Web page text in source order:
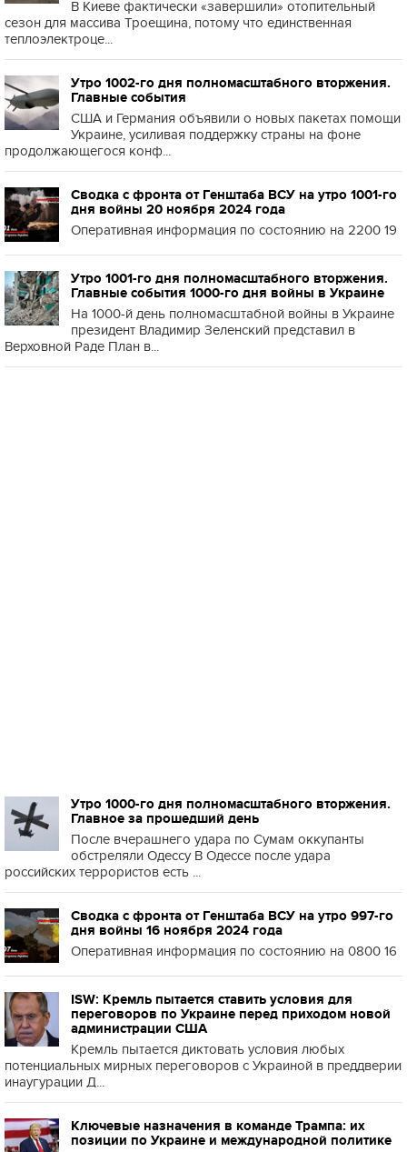
В Киеве фактически «завершили» отопительный
сезон для массива Троещина, потому что единственная
теплоэлектроце...
Утро 1002-го дня полномасштабного вторжения.
Главные события
США и Германия объявили о новых пакетах помощи
Украине, усиливая поддержку страны на фоне
продолжающегося конф...
Сводка с фронта от Генштаба ВСУ на утро 1001-го
дня войны 20 ноября 2024 года
Оперативная информация по состоянию на 2200 19
Утро 1001-го дня полномасштабного вторжения.
Главные события 1000-го дня войны в Украине
На 1000-й день полномасштабной войны в Украине
президент Владимир Зеленский представил в
Верховной Раде План в...
Утро 1000-го дня полномасштабного вторжения.
Главное за прошедший день
После вчерашнего удара по Сумам оккупанты
обстреляли Одессу В Одессе после удара
российских террористов есть ...
Сводка с фронта от Генштаба ВСУ на утро 997-го
дня войны 16 ноября 2024 года
Оперативная информация по состоянию на 0800 16
ISW: Кремль пытается ставить условия для
переговоров по Украине перед приходом новой
администрации США
Кремль пытается диктовать условия любых
потенциальных мирных переговоров с Украиной в преддверии
инаугурации Д...
Ключевые назначения в команде Трампа: их
позиции по Украине и международной политике